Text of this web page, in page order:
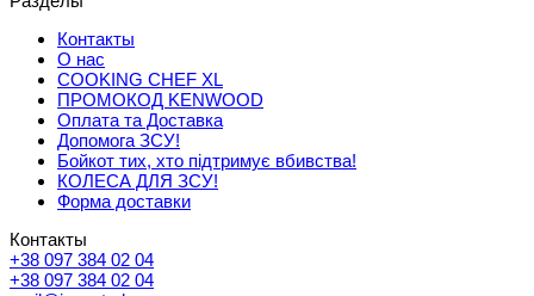
Контакты
О нас
COOKING CHEF XL
ПРОМОКОД KENWOOD
Оплата та Доставка
Допомога ЗСУ!
Бойкот тих, хто підтримує вбивства!
КОЛЕСА ДЛЯ ЗСУ!
Форма доставки
Контакты
+38 097 384 02 04
+38 097 384 02 04